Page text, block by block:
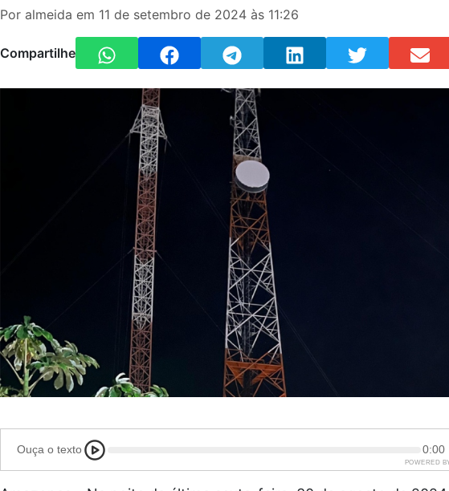
Por almeida em 11 de setembro de 2024 às 11:26
Compartilhe
Ouça o texto 0:00
POWERED